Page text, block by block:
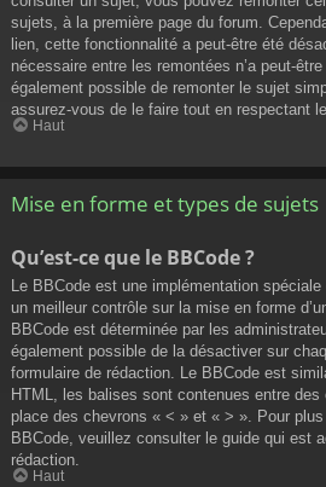
sujets, à la première page du forum.
lien, cette fonctionnalité a peut-être été
nécessaire entre les remontées n’a peut-
également possible de remonter le sujet
assurez-vous de le faire tout en respectant
Haut
Mise en forme et types de sujets
Qu’est-ce que le BBCode ?
Le BBCode est une implémentation
un meilleur contrôle sur la mise en forme
BBCode est déterminée par les
également possible de la désactiver sur
formulaire de rédaction. Le BBCode est
HTML, les balises sont contenues entre
place des chevrons « < » et « > ». Pour
BBCode, veuillez consulter le guide qui est
rédaction.
Haut